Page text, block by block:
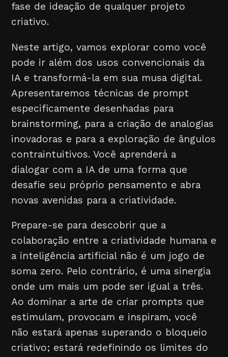
fase de ideação de qualquer projeto
criativo.
Neste artigo, vamos explorar como você
pode ir além dos usos convencionais da
IA e transformá-la em sua musa digital.
Apresentaremos técnicas de prompt
especificamente desenhadas para
brainstorming, para a criação de analogias
inovadoras e para a exploração de ângulos
contraintuitivos. Você aprenderá a
dialogar com a IA de uma forma que
desafie seu próprio pensamento e abra
novas avenidas para a criatividade.
Prepare-se para descobrir que a
colaboração entre a criatividade humana e
a inteligência artificial não é um jogo de
soma zero. Pelo contrário, é uma sinergia
onde um mais um pode ser igual a três.
Ao dominar a arte de criar prompts que
estimulam, provocam e inspiram, você
não estará apenas superando o bloqueio
criativo; estará redefinindo os limites do